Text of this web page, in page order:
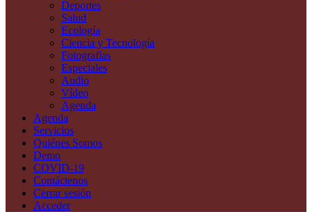
Deportes
Salud
Ecología
Ciencia y Tecnología
Fotografías
Especiales
Audio
Vídeo
Agenda
Agenda
Servicios
Quiénes Somos
Demo
COVID-19
Contáctenos
Cerrar sesión
Acceder